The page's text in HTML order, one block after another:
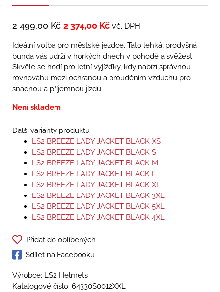
2 499,00Kč 2 374,00 Kč vč. DPH
Ideální volba pro městské jezdce. Tato lehká, prodyšná
bunda vás udrží v horkých dnech v pohodě a svěžesti.
Skvěle se hodí pro letní vyjížďky, kdy nabízí správnou
rovnováhu mezi ochranou a prouděním vzduchu pro
snadnou a příjemnou jízdu.
Není skladem
Další varianty produktu
LS2 BREEZE LADY JACKET BLACK XS
LS2 BREEZE LADY JACKET BLACK S
LS2 BREEZE LADY JACKET BLACK M
LS2 BREEZE LADY JACKET BLACK L
LS2 BREEZE LADY JACKET BLACK XL
LS2 BREEZE LADY JACKET BLACK 3XL
LS2 BREEZE LADY JACKET BLACK 5XL
LS2 BREEZE LADY JACKET BLACK 4XL
Přidat do oblíbených
Sdílet na Facebooku
Výrobce: LS2 Helmets
Katalogové číslo: 64330S0012XXL